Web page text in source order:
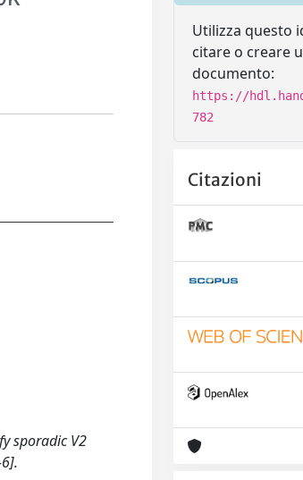
sporadic V2
Utilizza questo
citare o creare
documento:
https://
782
Citazioni